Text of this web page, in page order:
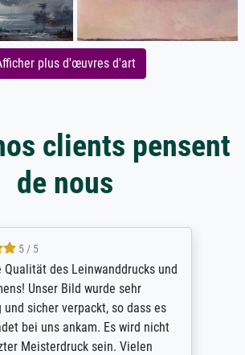
plus d'œuvres d'art
clients pensent
de nous
5 / 5
Qualität des Leinwanddrucks und
Unser Bild wurde sehr
sicher verpackt, so dass es
bei uns ankam. Es wird nicht
Meisterdruck sein. Vielen